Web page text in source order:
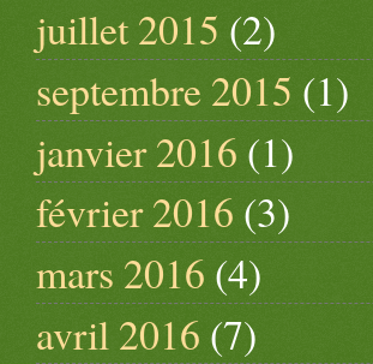
juillet 2015 (2)
septembre 2015 (1)
janvier 2016 (1)
février 2016 (3)
mars 2016 (4)
avril 2016 (7)